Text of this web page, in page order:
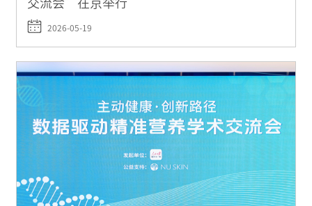
交流会”在京举行
2026-05-19